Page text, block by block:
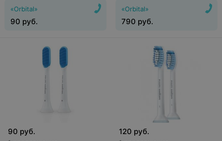
«Orbital»
90 руб.
HX9342/02
«Orbital»
790 руб.
90 руб. 120 руб.